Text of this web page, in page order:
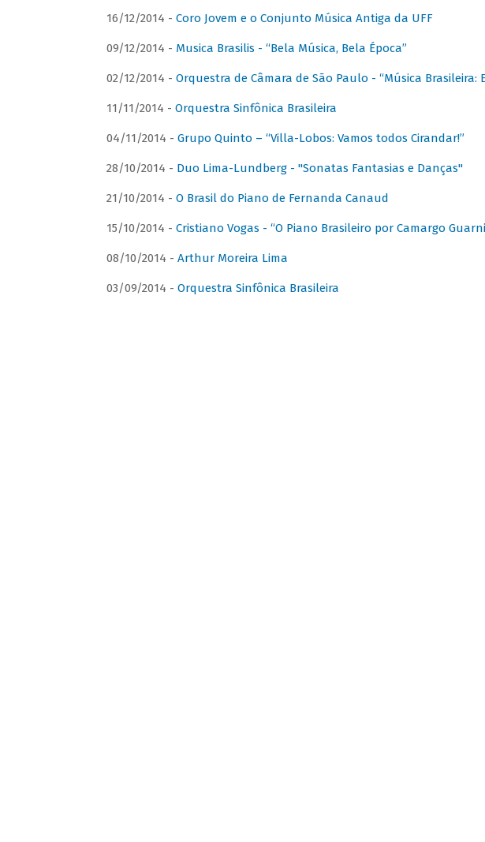
16/12/2014 - Coro Jovem e o Conjunto Música Antiga da UFF
09/12/2014 - Musica Brasilis - “Bela Música, Bela Época”
02/12/2014 - Orquestra de Câmara de São Paulo - “Música Brasileira:
11/11/2014 - Orquestra Sinfônica Brasileira
04/11/2014 - Grupo Quinto – “Villa-Lobos: Vamos todos Cirandar!”
28/10/2014 - Duo Lima-Lundberg - "Sonatas Fantasias e Danças"
21/10/2014 - O Brasil do Piano de Fernanda Canaud
15/10/2014 - Cristiano Vogas - “O Piano Brasileiro por Camargo
08/10/2014 - Arthur Moreira Lima
03/09/2014 - Orquestra Sinfônica Brasileira